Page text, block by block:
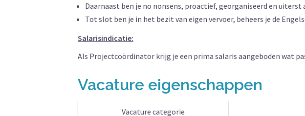
Daarnaast ben je no nonsens, proactief, georganiseerd en uiterst
Tot slot ben je in het bezit van eigen vervoer, beheers je de
Salarisindicatie:
Als Projectcoördinator krijg je een prima salaris aangeboden wat
Vacature eigenschappen
Vacature categorie